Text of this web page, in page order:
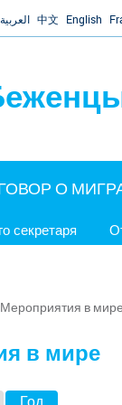
العربية 中文 English
О
секретаря
Мероприятия в мире
в мире